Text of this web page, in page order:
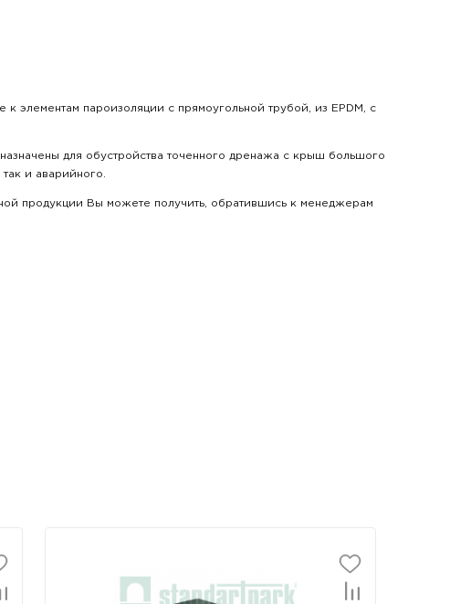
элементам пароизоляции с прямоугольной трубой, из EPDM, с
для обустройства точенного дренажа с крыш большого
и аварийного.
продукции Вы можете получить, обратившись к менеджерам